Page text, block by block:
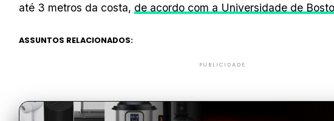
até 3 metros da costa, de acordo com a Universidade de
ASSUNTOS RELACIONADOS:
PUBLICIDADE